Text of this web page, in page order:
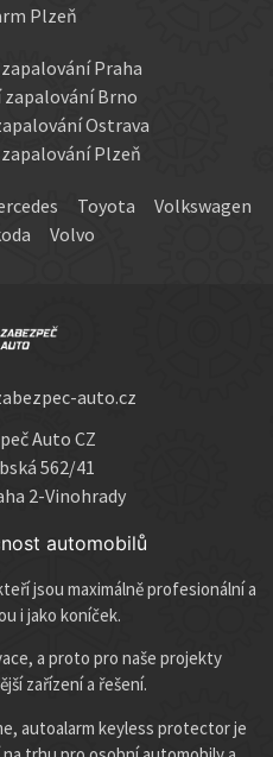
Plzeň
Praha
Brno
Ostrava
Plzeň
Toyota
Volkswagen
Volvo
auto.cz
Auto CZ
562/41
2-Vinohrady
automobilů
jsou maximálně profesionální a
i jako koníček.
a proto pro naše projekty
zařízení a řešení.
autoalarm keyless protector je